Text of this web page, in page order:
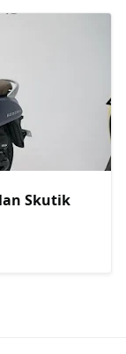
Skutik